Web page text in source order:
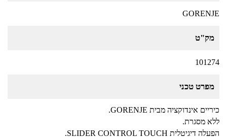
GORENJE
מק"ט
101274
מפרט טכני
כיריים אינדוקציה מבית GORENJE.
ללא מסגרת.
הפעלה דיגיטלית SLIDER CONTROL TOUCH.